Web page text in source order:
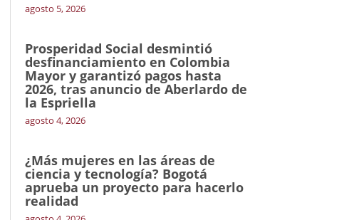
agosto 5, 2026
Prosperidad Social desmintió
desfinanciamiento en Colombia
Mayor y garantizó pagos hasta
2026, tras anuncio de Aberlardo de
la Espriella
agosto 4, 2026
¿Más mujeres en las áreas de
ciencia y tecnología? Bogotá
aprueba un proyecto para hacerlo
realidad